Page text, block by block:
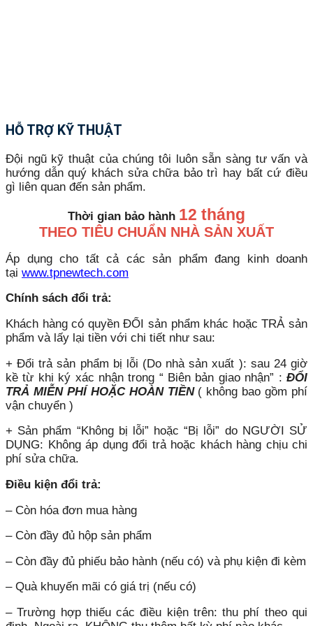
HỖ TRỢ KỸ THUẬT
Đội ngũ kỹ thuật của chúng tôi luôn sẵn sàng tư vấn và
hướng dẫn quý khách sửa chữa bảo trì hay bất cứ điều
gì liên quan đến sản phẩm.
Thời gian bảo hành 12 tháng
THEO TIÊU CHUẨN NHÀ SẢN XUẤT
Áp dụng cho tất cả các sản phẩm đang kinh doanh
tại www.tpnewtech.com
Chính sách đổi trả:
Khách hàng có quyền ĐỔI sản phẩm khác hoặc TRẢ sản
phẩm và lấy lại tiền với chi tiết như sau:
+ Đổi trả sản phẩm bị lỗi (Do nhà sản xuất ): sau 24 giờ
kề từ khi ký xác nhận trong “ Biên bản giao nhận” : ĐỔI
TRẢ MIỄN PHÍ HOẶC HOÀN TIỀN( không bao gồm phí
vận chuyển )
+ Sản phẩm “Không bị lỗi” hoặc “Bị lỗi” do NGƯỜI SỬ
DỤNG: Không áp dụng đổi trả hoặc khách hàng chịu chi
phí sửa chữa.
Điều kiện đổi trả:
– Còn hóa đơn mua hàng
– Còn đầy đủ hộp sản phẩm
– Còn đầy đủ phiếu bảo hành (nếu có) và phụ kiện đi kèm
– Quà khuyến mãi có giá trị (nếu có)
– Trường hợp thiếu các điều kiện trên: thu phí theo qui